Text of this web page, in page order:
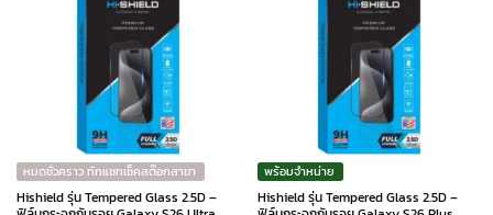
หมดชั่วคราว ทักแชทเช็คสต๊อกสาขา
Hishield รุ่น Tempered Glass 2.5D –
พร้อมจำหน่าย
Hishield รุ่น Tempered Glass 2.5D –